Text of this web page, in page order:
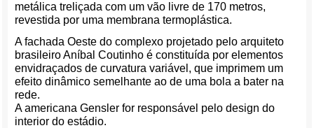
metálica treliçada com um vão livre de 170 metros,
revestida por uma membrana termoplástica.
A fachada Oeste do complexo projetado pelo arquiteto
brasileiro Aníbal Coutinho é constituída por elementos
envidraçados de curvatura variável, que imprimem um
efeito dinâmico semelhante ao de uma bola a bater na
rede.
A americana Gensler for responsável pelo design do
interior do estádio.